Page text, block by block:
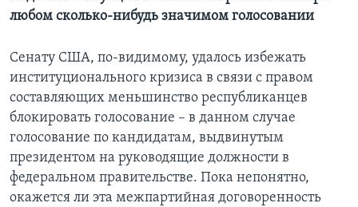
любом сколько-нибудь значимом голосовании
Сенату США, по-видимому, удалось избежать
институционального кризиса в связи с правом
составляющих меньшинство республиканцев
блокировать голосование – в данном случае
голосование по кандидатам, выдвинутым
президентом на руководящие должности в
федеральном правительстве. Пока непонятно,
окажется ли эта межпартийная договоренность